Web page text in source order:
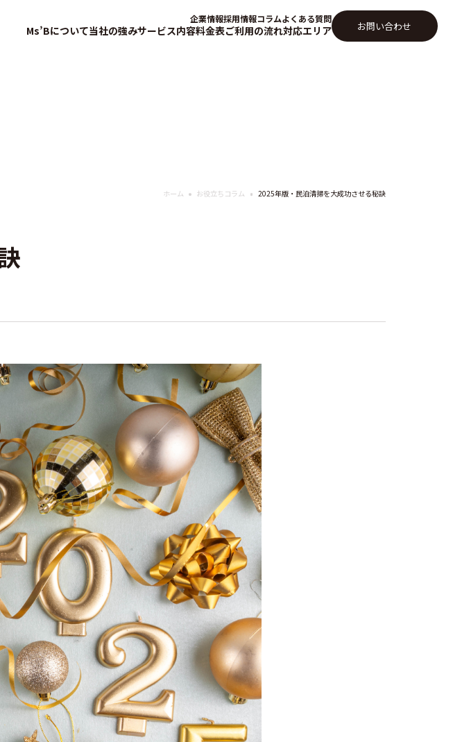
企業情報採用情報コラムよくある質問
Ms’Bについて当社の強みサービス内容料金表ご利用の流れ対応エリア お問い合わせ
ホーム お役立ちコラム 2025年版・民泊清掃を大成功させる秘訣